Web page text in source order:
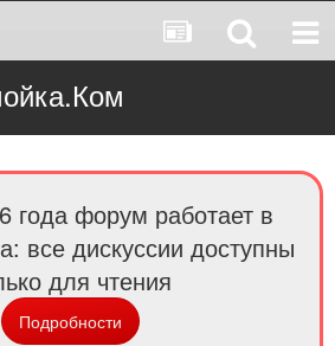
года форум работает в
все дискуссии доступны
для чтения
Подробности